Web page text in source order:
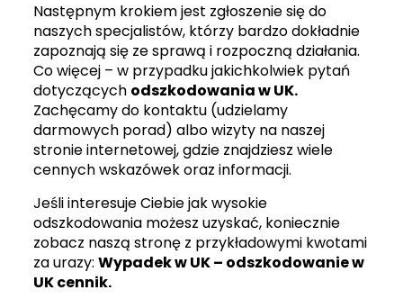
Następnym krokiem jest zgłoszenie się do
naszych specjalistów, którzy bardzo dokładnie
zapoznają się ze sprawą i rozpoczną działania.
Co więcej – w przypadku jakichkolwiek pytań
dotyczących odszkodowania w UK.
Zachęcamy do kontaktu (udzielamy
darmowych porad) albo wizyty na naszej
stronie internetowej, gdzie znajdziesz wiele
cennych wskazówek oraz informacji.
Jeśli interesuje Ciebie jak wysokie
odszkodowania możesz uzyskać, koniecznie
zobacz naszą stronę z przykładowymi kwotami
za urazy: Wypadek w UK – odszkodowanie w
UK cennik.